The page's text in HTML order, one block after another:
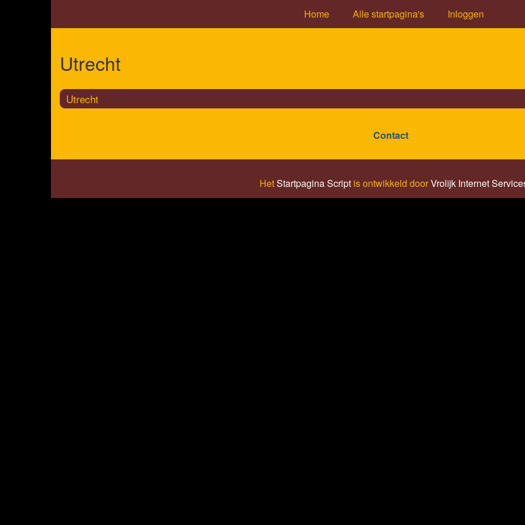
Home Alle startpagina's Inloggen
Utrecht
Utrecht
Contact
HetStartpagina Script is ontwikkeld doorVrolijk Internet